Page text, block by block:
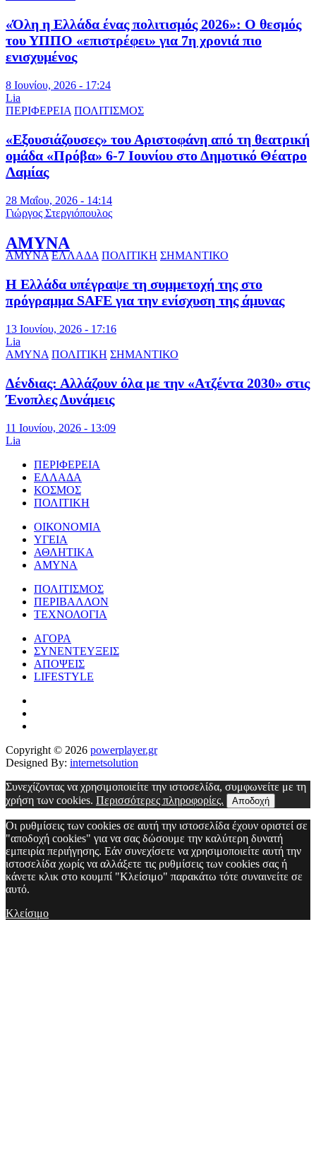
«Όλη η Ελλάδα ένας πολιτισμός 2026»: Ο θεσμός
του ΥΠΠΟ «επιστρέφει» για 7η χρονιά πιο
ενισχυμένος
8 Ιουνίου, 2026 - 17:24
Lia
ΠΕΡΙΦΕΡΕΙΑ ΠΟΛΙΤΙΣΜΟΣ
«Εξουσιάζουσες» του Αριστοφάνη από τη θεατρική
ομάδα «Πρόβα» 6-7 Ιουνίου στο Δημοτικό Θέατρο
Λαμίας
28 Μαΐου, 2026 - 14:14
Γιώργος Στεργιόπουλος
ΑΜΥΝΑ
ΑΜΥΝΑ ΕΛΛΑΔΑ ΠΟΛΙΤΙΚΗ ΣΗΜΑΝΤΙΚΟ
Η Ελλάδα υπέγραψε τη συμμετοχή της στο
πρόγραμμα SAFE για την ενίσχυση της άμυνας
13 Ιουνίου, 2026 - 17:16
Lia
ΑΜΥΝΑ ΠΟΛΙΤΙΚΗ ΣΗΜΑΝΤΙΚΟ
Δένδιας: Αλλάζουν όλα με την «Ατζέντα 2030» στις
Ένοπλες Δυνάμεις
11 Ιουνίου, 2026 - 13:09
Lia
ΠΕΡΙΦΕΡΕΙΑ
ΕΛΛΑΔΑ
ΚΟΣΜΟΣ
ΠΟΛΙΤΙΚΗ
ΟΙΚΟΝΟΜΙΑ
ΥΓΕΙΑ
ΑΘΛΗΤΙΚΑ
ΑΜΥΝΑ
ΠΟΛΙΤΙΣΜΟΣ
ΠΕΡΙΒΑΛΛΟΝ
ΤΕΧΝΟΛΟΓΙΑ
ΑΓΟΡΑ
ΣΥΝΕΝΤΕΥΞΕΙΣ
ΑΠΟΨΕΙΣ
LIFESTYLE
Copyright © 2026 powerplayer.gr
Designed By: internetsolution
Συνεχίζοντας να χρησιμοποιείτε την ιστοσελίδα, συμφωνείτε με τη
χρήση των cookies. Περισσότερες πληροφορίες. Αποδοχή
Οι ρυθμίσεις των cookies σε αυτή την ιστοσελίδα έχουν οριστεί σε
"αποδοχή cookies" για να σας δώσουμε την καλύτερη δυνατή
εμπειρία περιήγησης. Εάν συνεχίσετε να χρησιμοποιείτε αυτή την
ιστοσελίδα χωρίς να αλλάξετε τις ρυθμίσεις των cookies σας ή
κάνετε κλικ στο κουμπί "Κλείσιμο" παρακάτω τότε συναινείτε σε
αυτό.
Κλείσιμο